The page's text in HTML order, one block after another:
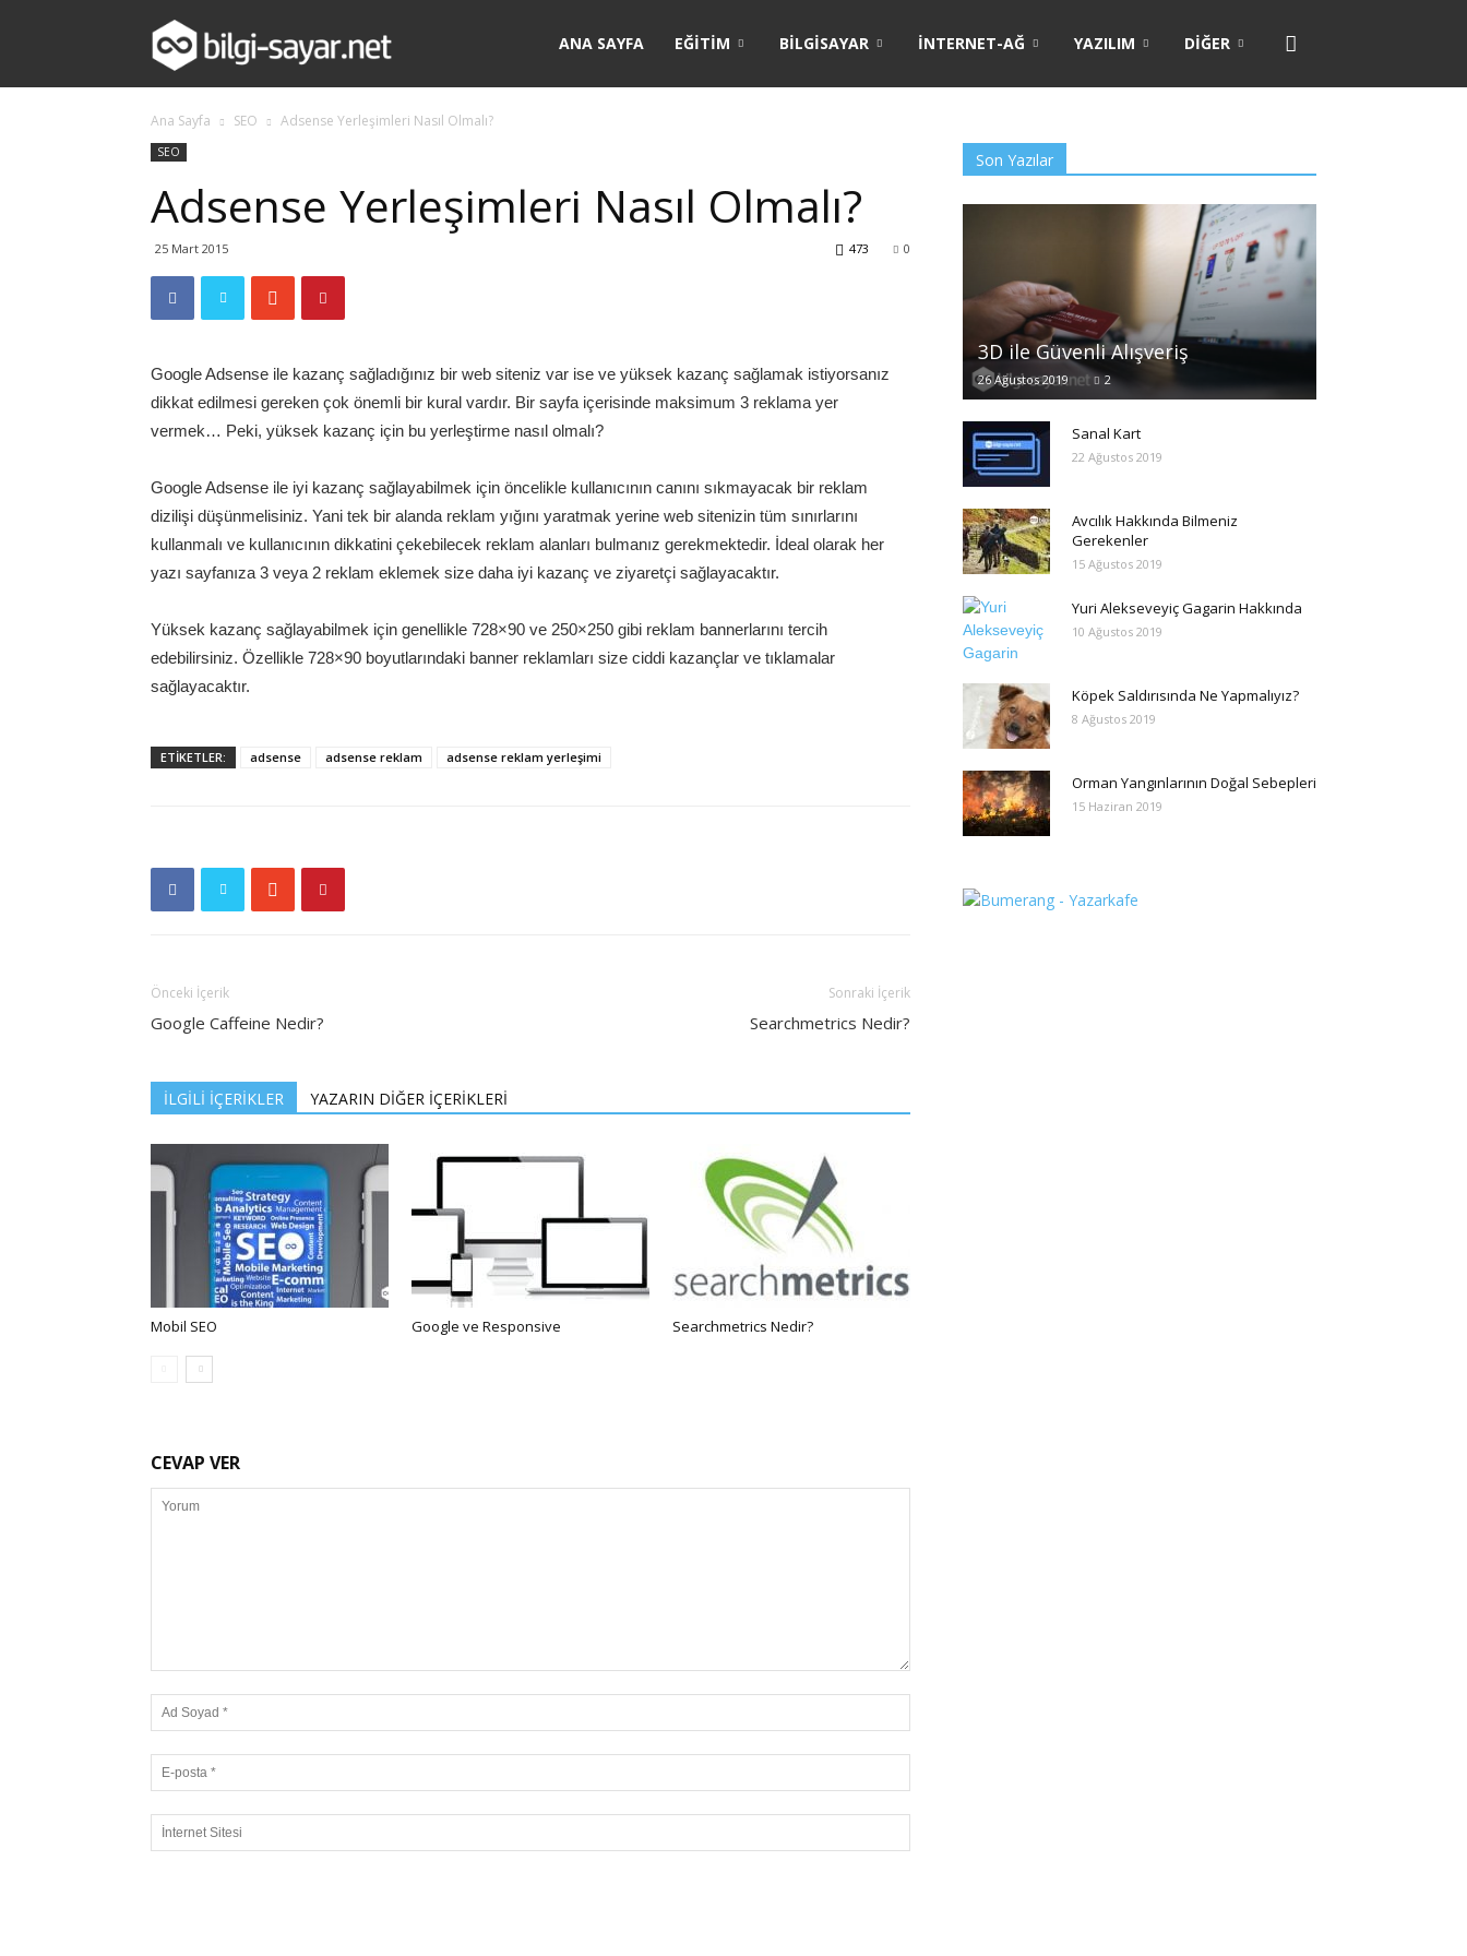
sayar.net
ANA SAYFA EĞITIM BILGISAYAR İNTERNET-AĞ YAZILIM DIĞER
Ana Sayfa SEO Adsense Yerleşimleri Nasıl Olmalı?
SEO
Adsense Yerleşimleri Nasıl Olmalı?
25 Mart 2015 0
473
Google Adsense ile kazanç sağladığınız bir web siteniz var ise ve yüksek kazanç sağlamak istiyorsanız
dikkat edilmesi gereken çok önemli bir kural vardır. Bir sayfa içerisinde maksimum 3 reklama yer
vermek… Peki, yüksek kazanç için bu yerleştirme nasıl olmalı?
Google Adsense ile iyi kazanç sağlayabilmek için öncelikle kullanıcının canını sıkmayacak bir reklam
dizilişi düşünmelisiniz. Yani tek bir alanda reklam yığını yaratmak yerine web sitenizin tüm sınırlarını
kullanmalı ve kullanıcının dikkatini çekebilecek reklam alanları bulmanız gerekmektedir. İdeal olarak her
yazı sayfanıza 3 veya 2 reklam eklemek size daha iyi kazanç ve ziyaretçi sağlayacaktır.
Yüksek kazanç sağlayabilmek için genellikle 728×90 ve 250×250 gibi reklam bannerlarını tercih
edebilirsiniz. Özellikle 728×90 boyutlarındaki banner reklamları size ciddi kazançlar ve tıklamalar
sağlayacaktır.
ETİKETLER: adsense adsense reklam adsense reklam yerleşimi
Önceki İçerik
Google Caffeine Nedir?
Sonraki İçerik
Searchmetrics Nedir?
İLGİLİ İÇERİKLER YAZARIN DİĞER İÇERİKLERİ
Mobil SEO Google ve Responsive Searchmetrics Nedir?
CEVAP VER
Son Yazılar
3D ile Güvenli Alışveriş
26 Ağustos 2019 2
Sanal Kart
22 Ağustos 2019
Avcılık Hakkında Bilmeniz
Gerekenler
15 Ağustos 2019
Yuri Alekseveyiç Gagarin Hakkında
10 Ağustos 2019
Köpek Saldırısında Ne Yapmalıyız?
8 Ağustos 2019
Orman Yangınlarının Doğal Sebepleri
15 Haziran 2019